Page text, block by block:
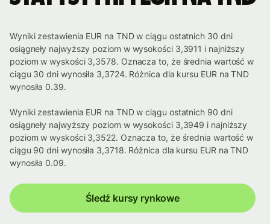
Wyniki zestawienia EUR na TND w ciągu ostatnich 30 dni
osiągneły najwyższy poziom w wysokości 3,3911 i najniższy
poziom w wyskości 3,3578. Oznacza to, że średnia wartość w
ciągu 30 dni wynosiła 3,3724. Różnica dla kursu EUR na TND
wynosiła 0.39.
Wyniki zestawienia EUR na TND w ciągu ostatnich 90 dni
osiągneły najwyższy poziom w wysokości 3,3949 i najniższy
poziom w wyskości 3,3522. Oznacza to, że średnia wartość w
ciągu 90 dni wynosiła 3,3718. Różnica dla kursu EUR na TND
wynosiła 0.09.
Śledź kursy rynkowe